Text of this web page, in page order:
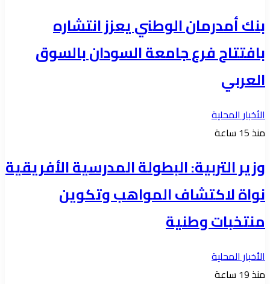
بنك أمدرمان الوطني يعزز انتشاره
بافتتاح فرع جامعة السودان بالسوق
العربي
الأخبار المحلية
منذ 15 ساعة
وزير التربية: البطولة المدرسية الأفريقية
نواة لاكتشاف المواهب وتكوين
منتخبات وطنية
الأخبار المحلية
منذ 19 ساعة